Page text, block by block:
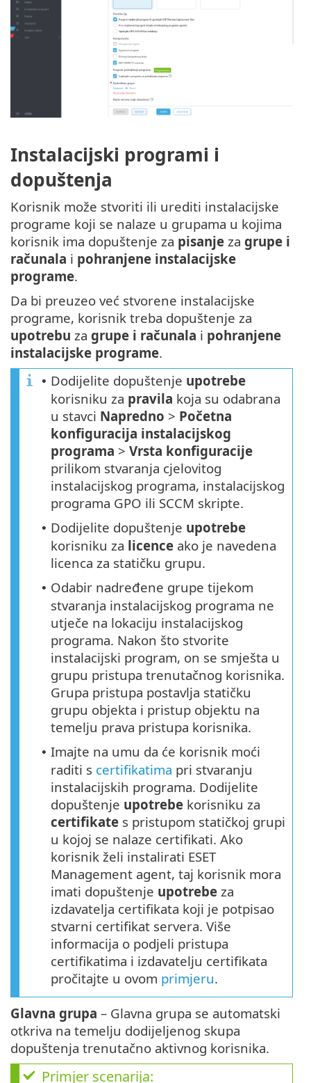
Instalacijski programi i
dopuštenja
Korisnik može stvoriti ili urediti instalacijske
programe koji se nalaze u grupama u kojima
korisnik ima dopuštenje za pisanje za grupe i
računala i pohranjene instalacijske
programe.
Da bi preuzeo već stvorene instalacijske
programe, korisnik treba dopuštenje za
upotrebu za grupe i računala i pohranjene
instalacijske programe.
• Dodijelite dopuštenje upotrebe
korisniku za pravila koja su odabrana
u stavci Napredno > Početna
konfiguracija instalacijskog
programa > Vrsta konfiguracije
prilikom stvaranja cjelovitog
instalacijskog programa, instalacijskog
programa GPO ili SCCM skripte.
• Dodijelite dopuštenje upotrebe
korisniku za licence ako je navedena
licenca za statičku grupu.
• Odabir nadređene grupe tijekom
stvaranja instalacijskog programa ne
utječe na lokaciju instalacijskog
programa. Nakon što stvorite
instalacijski program, on se smješta u
grupu pristupa trenutačnog korisnika.
Grupa pristupa postavlja statičku
grupu objekta i pristup objektu na
temelju prava pristupa korisnika.
• Imajte na umu da će korisnik moći
raditi s certifikatima pri stvaranju
instalacijskih programa. Dodijelite
dopuštenje upotrebe korisniku za
certifikate s pristupom statičkoj grupi
u kojoj se nalaze certifikati. Ako
korisnik želi instalirati ESET
Management agent, taj korisnik mora
imati dopuštenje upotrebe za
izdavatelja certifikata koji je potpisao
stvarni certifikat servera. Više
informacija o podjeli pristupa
certifikatima i izdavatelju certifikata
pročitajte u ovom primjeru.
Glavna grupa – Glavna grupa se automatski
otkriva na temelju dodijeljenog skupa
dopuštenja trenutačno aktivnog korisnika.
Primjer scenarija: